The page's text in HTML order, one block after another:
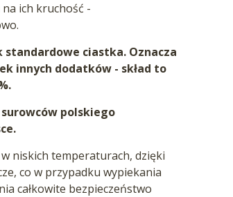
ich kruchość -
ciastka. Oznacza
innych dodatków - skład to
polskiego
niskich temperaturach, dzięki
co w przypadku wypiekania
całkowite bezpieczeństwo